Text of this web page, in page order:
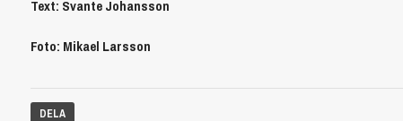
Text: Svante Johansson
Foto: Mikael Larsson
DELA